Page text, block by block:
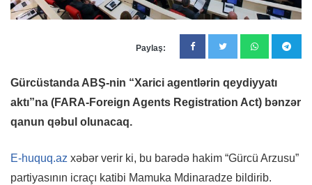
Paylaş:
Gürcüstanda ABŞ-nin “Xarici agentlərin qeydiyyatı
aktı”na (FARA-Foreign Agents Registration Act) bənzər
qanun qəbul olunacaq.
E-huquq.az xəbər verir ki, bu barədə hakim “Gürcü Arzusu”
partiyasının icraçı katibi Mamuka Mdinaradze bildirib.